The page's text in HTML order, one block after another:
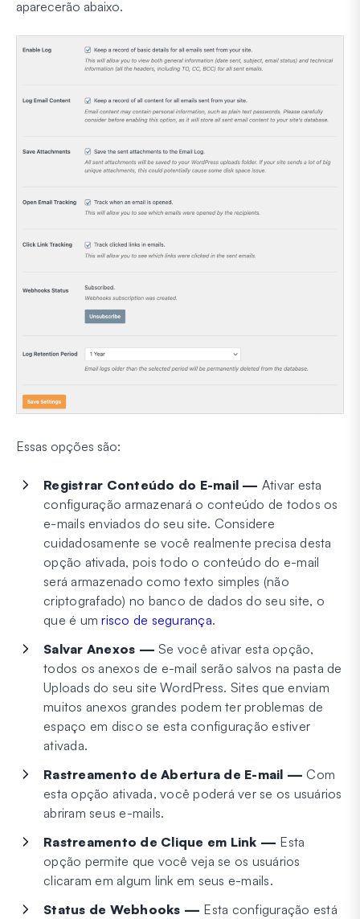
aparecerão abaixo.
Essas opções são:
Registrar Conteúdo do E-mail — Ativar esta
configuração armazenará o conteúdo de todos os
e-mails enviados do seu site. Considere
cuidadosamente se você realmente precisa desta
opção ativada, pois todo o conteúdo do e-mail
será armazenado como texto simples (não
criptografado) no banco de dados do seu site, o
que é umrisco de segurança.
Salvar Anexos — Se você ativar esta opção,
todos os anexos de e-mail serão salvos na pasta de
Uploads do seu site WordPress. Sites que enviam
muitos anexos grandes podem ter problemas de
espaço em disco se esta configuração estiver
ativada.
Rastreamento de Abertura de E-mail — Com
esta opção ativada, você poderá ver se os usuários
abriram seus e-mails.
Rastreamento de Clique em Link — Esta
opção permite que você veja se os usuários
clicaram em algum link em seus e-mails.
Status de Webhooks — Esta configuração está